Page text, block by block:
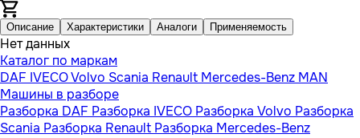
Описание Характеристики Аналоги Применяемость
Нет данных
Каталог по маркам
DAF IVECOVolvo Scania Renault Mercedes-Benz MAN
Машины в разборе
Разборка DAF Разборка IVECO Разборка Volvo Разборка
Scania Разборка Renault Разборка Mercedes-Benz